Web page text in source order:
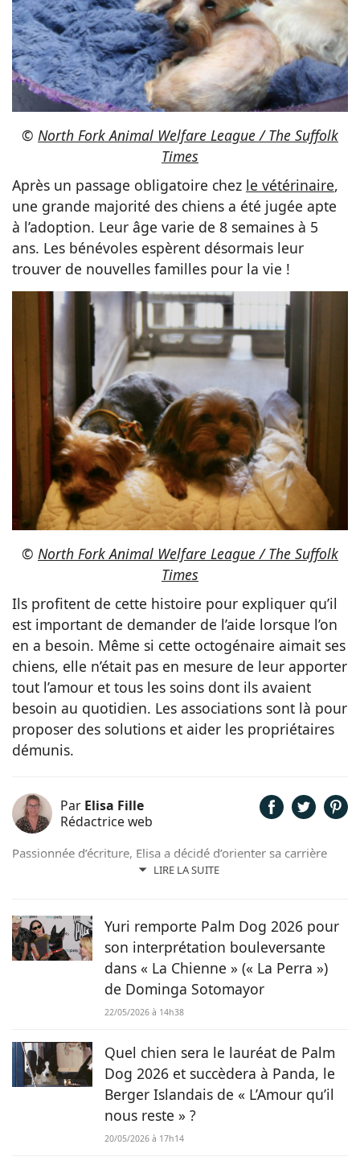
© North Fork Animal Welfare League / The Suffolk
Times
Après un passage obligatoire chez le vétérinaire,
une grande majorité des chiens a été jugée apte
à l’adoption. Leur âge varie de 8 semaines à 5
ans. Les bénévoles espèrent désormais leur
trouver de nouvelles familles pour la vie !
© North Fork Animal Welfare League / The Suffolk
Times
Ils profitent de cette histoire pour expliquer qu’il
est important de demander de l’aide lorsque l’on
en a besoin. Même si cette octogénaire aimait ses
chiens, elle n’était pas en mesure de leur apporter
tout l’amour et tous les soins dont ils avaient
besoin au quotidien. Les associations sont là pour
proposer des solutions et aider les propriétaires
démunis.
Par Elisa Fille
Rédactrice web
LIRE LA SUITE
Passionnée d’écriture, Elisa a décidé d’orienter sa carrière
professionnelle dans l’univers de la rédaction. Trouvant son
tout naturellement qu’elle prête sa plume à Chien.fr pour
vivre de ses deux passions.
Yuri remporte Palm Dog 2026 pour
son interprétation bouleversante
dans « La Chienne » (« La Perra »)
de Dominga Sotomayor
22/05/2026 à 14h38
Quel chien sera le lauréat de Palm
Dog 2026 et succèdera à Panda, le
Berger Islandais de « L’Amour qu’il
nous reste » ?
20/05/2026 à 17h14